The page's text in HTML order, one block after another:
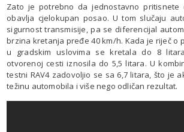
Zato je potrebno da jednostavno pritisnete
obavlja cjelokupan posao. U tom slučaju
sigurnost transmisije, pa se diferencijal
brzina kretanja pređe 40 km/h. Kada je riječ o
u gradskim uslovima se kretala do 8
otvorenoj cesti iznosila do 5,5 litara. U
testni RAV4 zadovoljio se sa 6,7 litara, što je
težinu automobila i više nego odličan rezultat.